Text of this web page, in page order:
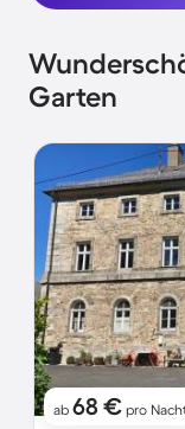
Garten
ab 68 € pro